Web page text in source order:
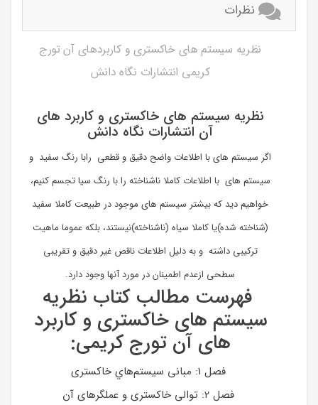
نظرات
نظریه سیستم های خاکستری و کاربردهای آن تورج
کریمی انتشارات نگاه دانش
نظریه سیستم های خاکستری و کاربرد های
آن انتشارات نگاه دانش
اگر سیستم های با اطلاعات واضح دقیق و قطعی رابا رنگ سفید و
سیستم های با اطلاعات کاملا ناشناخته را با رنگ سیا تجسم کنیم،
خواهیم دید که بیشتر سیستم های موجود در طبیعت کاملا سفید
(شناخته شده)یا کاملا سیاه (ناشناخته)نیستند، بلکه عموما ماهیت
ترکیبی داشته و به دلیل اطلاعات ناقص غیر دقیق و تقریبی
سطحی ازعدم اطمینان در مورد آنها وجود دارد.
فهرست مطالب کتاب نظریه
سیستم های خاکستری و کاربرد
های آن تورج کریمی:
فصل 1: مبانی سيستم‌هاي خاكستری
فصل 2: توالی خاكستری و عملگرهای آن